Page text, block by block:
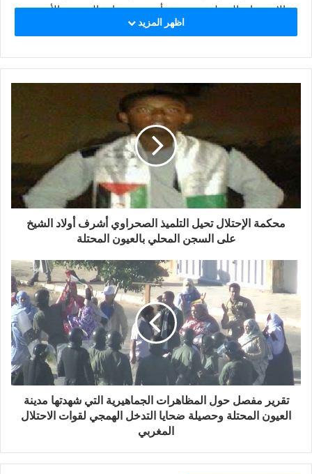
والاستقرار بالمنطقة، متمنية بأن تسهم زيارة المبعوث الأممي
للصحراء الغربية في الدفع بعجلة التسوية السلمية للاحتلال
اظهر المزيد
محكمة الإحتلال تحيل التلميذ الصحراوي أشرف أولاد الشيخ
على السجن المحلي بالعيون المحتلة
تقرير مفصل حول المظاهرات الجماهيرية التي شهدتها مدينة
العيون المحتلة وحصيلة ضحايا التدخل الهمجي لقوات الاحتلال
المغربي